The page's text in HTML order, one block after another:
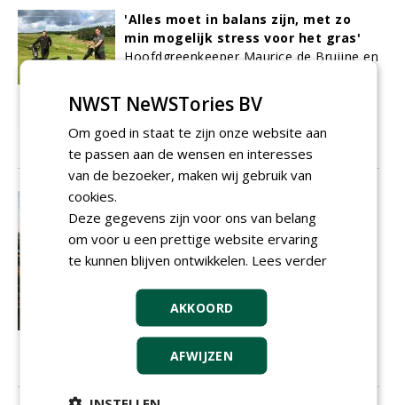
'Alles moet in balans zijn, met zo
min mogelijk stress voor het gras'
Hoofdgreenkeeper Maurice de Bruijne en
dit keer in de rubriek Team in beeld over
hun werk als greenkeeper op The Links
Valley.
12-09-2022
375 sec
ander beeld'
Op deze foto is goed te zien dat ook de
golfbanen in Nederland deze zomer last
hebben gehad van de extreme droogte.
Dit beeld is in augustus met een drone
gemaakt door Gijs van Berkel,
hoofdgreenkeeper op golfbaan
Princenbosch.
09-09-2022
NWST NeWSTories BV
Om goed in staat te zijn onze website aan
te passen aan de wensen en interesses
van de bezoeker, maken wij gebruik van
cookies.
Deze gegevens zijn voor ons van belang
om voor u een prettige website ervaring
te kunnen blijven ontwikkelen. Lees verder
AKKOORD
AFWIJZEN